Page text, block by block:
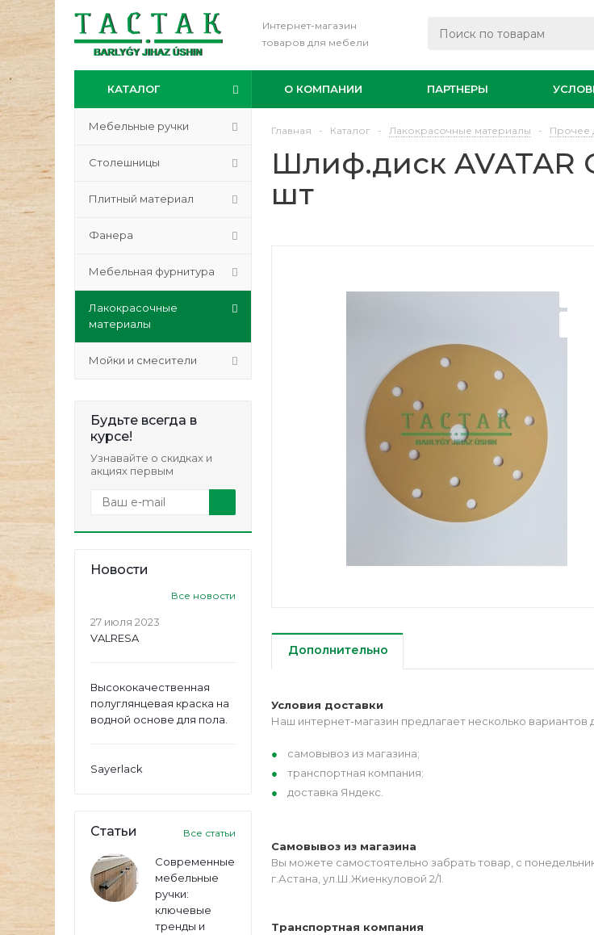
Интернет-магазин
товаров для мебели
КАТАЛОГ О КОМПАНИИ ПАРТНЕРЫ
Мебельные ручки
Столешницы
Плитный материал
Фанера
Мебельная фурнитура
Лакокрасочные
материалы
Мойки и смесители
Будьте всегда в
курсе!
Узнавайте о скидках и
акциях первым
Новости
Все новости
27 июля 2023
VALRESA
Высококачественная
полуглянцевая краска на
водной основе для пола.
Sayerlack
Статьи Все статьи
Современные
мебельные
ручки:
ключевые
тренды и
Главная - Каталог - Лакокрасочные материалы - Прочее
Шлиф.диск AVATAR
шт
Дополнительно
Условия доставки
Наш интернет-магазин предлагает несколько вариантов
самовывоз из магазина;
транспортная компания;
доставка Яндекс.
Самовывоз из магазина
Вы можете самостоятельно забрать товар, с
г.Астана, ул.Ш.Жиенкуловой 2/1.
Транспортная компания